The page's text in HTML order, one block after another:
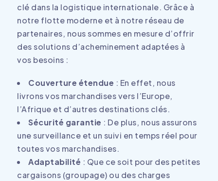
clé dans la logistique internationale. Grâce à
notre flotte moderne et à notre réseau de
partenaires, nous sommes en mesure d’offrir
des solutions d’acheminement adaptées à
vos besoins :
Couverture étendue : En effet, nous
livrons vos marchandises vers l’Europe,
l’Afrique et d’autres destinations clés.
Sécurité garantie : De plus, nous assurons
une surveillance et un suivi en temps réel pour
toutes vos marchandises.
Adaptabilité : Que ce soit pour des petites
cargaisons (groupage) ou des charges